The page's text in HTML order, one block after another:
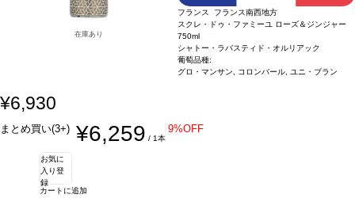
在庫あり
フランス フランス南西地方
スクレ・ドゥ・ファミーユ ローズ＆ジンジャー
750ml
シャトー・ラバスティド・オルリアック
葡萄品種:
グロ・マンサン, コロンバール, ユニ・ブラン
¥6,930
まとめ買い(3+) ¥6,259 / 1本
9%OFF
お気に
入り登
録
カートに追加